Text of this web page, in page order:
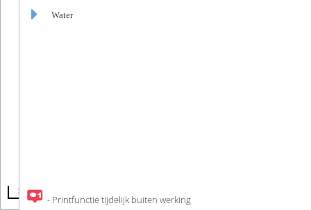
Water
- Printfunctie tijdelijk buiten werking
200 km